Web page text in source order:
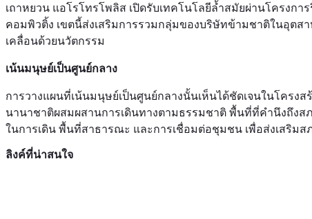
เถาหยวน แอโรโทรโพลิส เปิดรับเทคโนโลยีล้ำสมัยผ่านโครงก
คอมพิวติ้ง เขตนี้ส่งเสริมการรวมกลุ่มของบริษัทข้ามชาติในอุตส
เคลื่อนด้วยนวัตกรรม
เน้นมนุษย์เป็นศูนย์กลาง
การวางแผนที่เน้นมนุษย์เป็นศูนย์กลางนั้นเห็นได้ชัดเจนในโคร
นานาชาติผสมผสานการเดินทางตามธรรมชาติ พื้นที่ที่คำนึงถึง
ในการเดิน พื้นที่สาธารณะ และการเชื่อมต่อชุมชน เพื่อส่งเสริม
ลิงค์ที่น่าสนใจ